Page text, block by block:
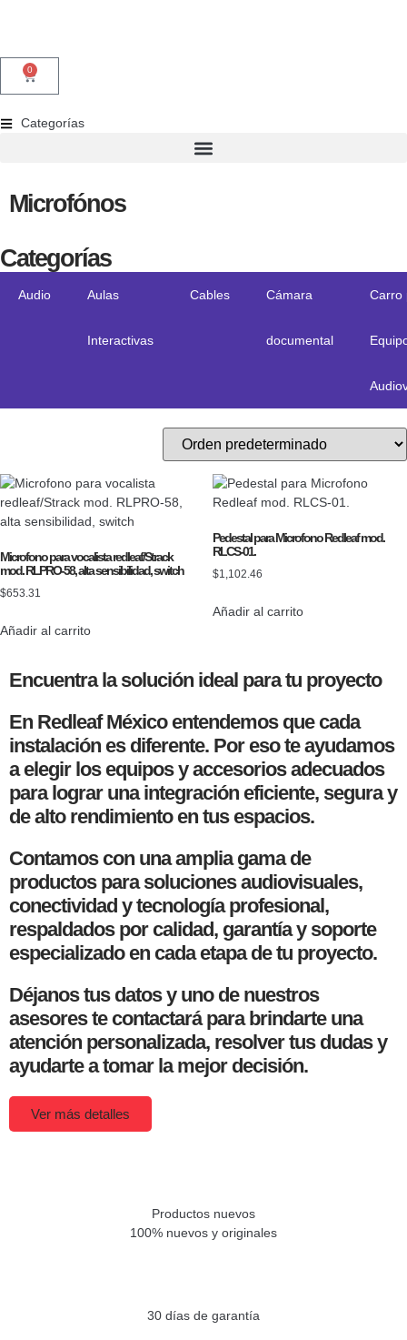
0
Categorías
Microfónos
Categorías
Audio Aulas
Interactivas
Cables Cámara
documental
Carro
Microfono para vocalista redleaf/Strack
mod. RLPRO-58, alta sensibilidad, switch
$653.31
Añadir al carrito
Pedestal para Microfono Redleaf mod.
RLCS-01.
$1,102.46
Añadir al carrito
Encuentra la solución ideal para tu proyecto
En Redleaf México entendemos que cada
instalación es diferente. Por eso te ayudamos
a elegir los equipos y accesorios adecuados
para lograr una integración eficiente, segura y
de alto rendimiento en tus espacios.
Contamos con una amplia gama de
productos para soluciones audiovisuales,
conectividad y tecnología profesional,
respaldados por calidad, garantía y soporte
especializado en cada etapa de tu proyecto.
Déjanos tus datos y uno de nuestros
asesores te contactará para brindarte una
atención personalizada, resolver tus dudas y
ayudarte a tomar la mejor decisión.
Ver más detalles
Productos nuevos
100% nuevos y originales
30 días de garantía